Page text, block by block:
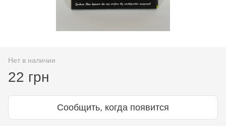
Нет в наличии
22 грн
Сообщить, когда появится